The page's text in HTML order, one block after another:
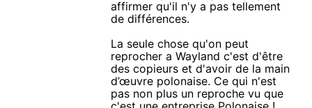
affirmer qu'il n'y a pas tellement
de différences.
La seule chose qu'on peut
reprocher a Wayland c'est d'être
des copieurs et d'avoir de la main
d’œuvre polonaise. Ce qui n'est
pas non plus un reproche vu que